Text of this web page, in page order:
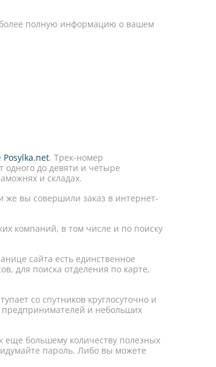
более полную информацию о вашем
Posylka.net. Трек-номер
до девяти и четыре
и складах.
же вы совершили заказ в интернет-
компаний, в том числе и по поиску
сайта есть единственное
для поиска отделения по карте,
со спутников круглосуточно и
предпринимателей и небольших
еще большему количеству полезных
пароль. Либо вы можете